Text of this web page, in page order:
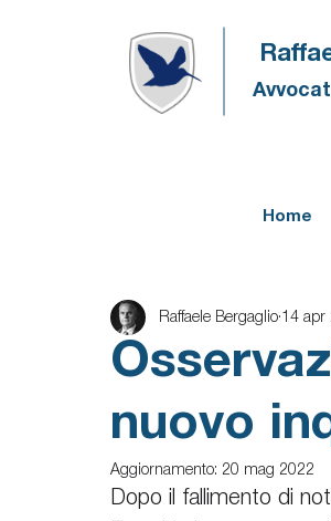
Home
nuovo
Raffaele Bergaglio 14 apr
Aggiornamento: 20 mag 2022
Dopo il fallimento di